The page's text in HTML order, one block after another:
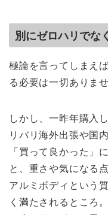
別にゼロハリでな
極論を言ってしまえ
る必要は一切ありませ
しかし、一昨年購入
リバリ海外出張や国
「買って良かった」
と、重さや気になる
アルミボディという
く満たされるところ